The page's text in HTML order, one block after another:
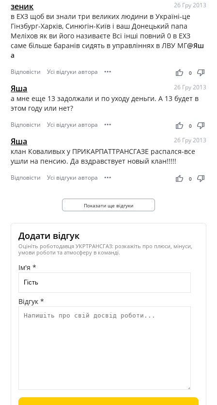
зеник 26 Гру 2013
в ЕХЗ щоб ви знали три великих людини в Україні-це
Гінзбург-Харків, Синюгін-Київ і ваш Донецький папа
Меліхов як ви його називаєте Всі інші повний 0 в ЕХЗ
саме більше баранів сидять в управліннях в ЛВУ МГ@Яш
а
Відповісти Усі відгуки автора ••• thumb_up thumb_down
0
Яша 26 Гру 2013
а мне еще 13 задолжали и по уходу деньги. А 13 будет в
этом году или нет?
Відповісти Усі відгуки автора ••• thumb_up thumb_down
0
Яша 26 Гру 2013
клан Коваливых у ПРИКАРПАТТРАНСГАЗЕ распался-все
ушли на пенсию. Да вздравствует новый клан!!!!!
Відповісти Усі відгуки автора ••• thumb_up thumb_down
0
Показати ще відгуки
Додати відгук
Оцініть роботодавця УКРТРАНСГАЗ: розкажіть про плюси, мінуси,
умови роботи та атмосферу в команді.
Ім'я *
Відгук *